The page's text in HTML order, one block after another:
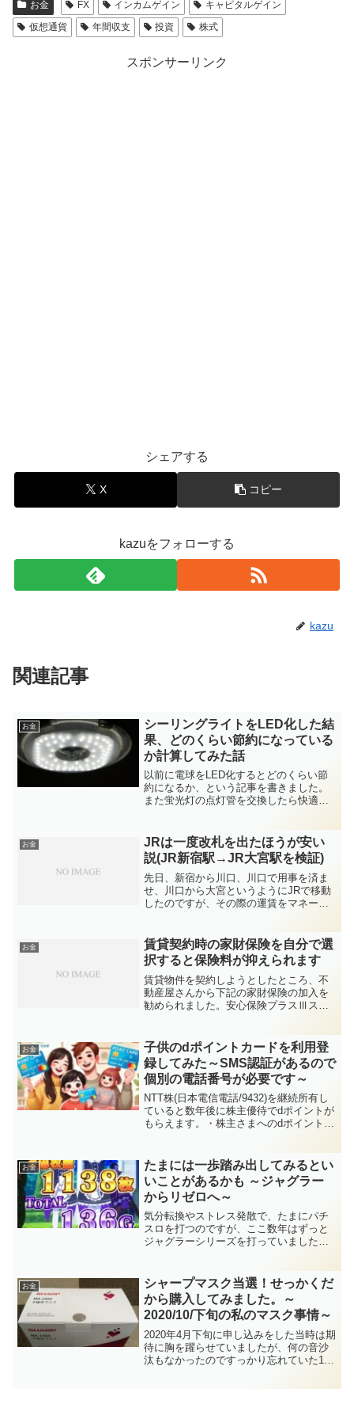
お金 FX インカムゲイン
キャピタルゲイン
仮想通貨
年間収支 投資 株式
スポンサーリンク
シェアする
X コピー
kazuをフォローする
kazu
関連記事
お金
シーリングライトをLED化した結
果、どのくらい節約になっている
か計算してみた話
以前に電球をLED化するとどのくらい節
約になるか、という記事を書きました。
また蛍光灯の点灯管を交換したら快適に
ライトの蛍光灯が、１～２ヶ月でチカチ
カしてしまうようになり...
お金
JRは一度改札を出たほうが安い
説(JR新宿駅→JR大宮駅を検証)
先日、新宿から川口、川口で用事を済ま
せ、川口から大宮というようにJRで移動
したのですが、その際の運賃をマネーフ
とが分かりました。※ジョルダンの乗換
案内にて検索した結果(...
お金
賃貸契約時の家財保険を自分で選
択すると保険料が抑えられます
賃貸物件を契約しようとしたところ、不
動産屋さんから下記の家財保険の加入を
勧められました。安心保険プラスⅢスー
額 21,600円家財保険:300万円修理費
用:1...
お金
子供のdポイントカードを利用登
録してみた～SMS認証があるので
個別の電話番号が必要です～
NTT株(日本電信電話/9432)を継続所有し
ていると数年後に株主優待でdポイントが
もらえます。・株主さまへのdポイント進
えますジュニアNISA...
お金
たまには一歩踏み出してみるとい
いことがあるかも ～ジャグラー
からリゼロへ～
気分転換やストレス発散で、たまにパチ
スロを打つのですが、ここ数年はずっと
ジャグラーシリーズを打っていました。
ンプで表示してくれるので、打ちたいと
きに空き台（データは見ま...
お金
シャープマスク当選！せっかくだ
から購入してみました。～
2020/10/下旬の私のマスク事情～
2020年4月下旬に申し込みをした当時は期
待に胸を躍らせていましたが、何の音沙
汰もなかったのですっかり忘れていた10